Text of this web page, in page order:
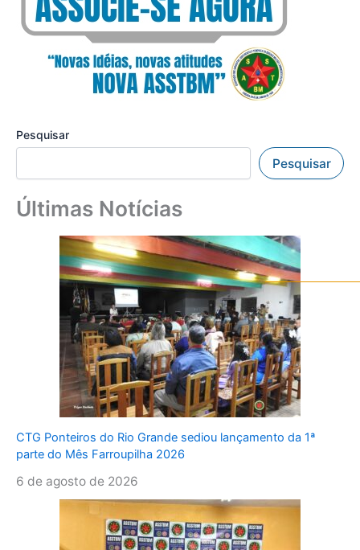
Pesquisar
Pesquisar
Últimas Notícias
CTG Ponteiros do Rio Grande sediou lançamento da 1ª
parte do Mês Farroupilha 2026
6 de agosto de 2026